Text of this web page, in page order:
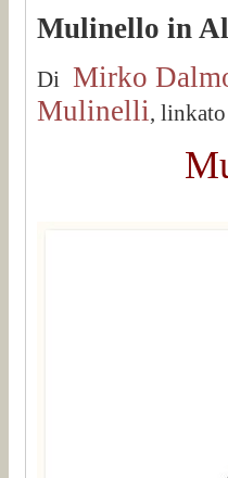
Mulinello in
Di Mirko
Mulinelli,